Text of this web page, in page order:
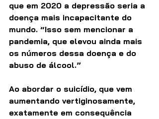
que em 2020 a depressão seria a
doença mais incapacitante do
mundo. “Isso sem mencionar a
pandemia, que elevou ainda mais
os números dessa doença e do
abuso de álcool.”
Ao abordar o suicídio, que vem
aumentando vertiginosamente,
exatamente em consequência